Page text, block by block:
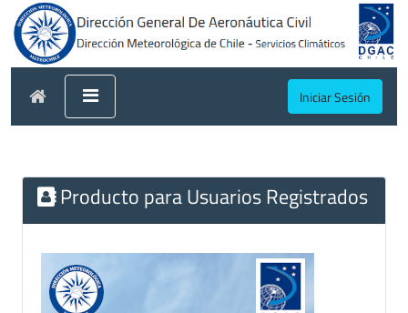
Iniciar Sesión
Producto para Usuarios Registrados